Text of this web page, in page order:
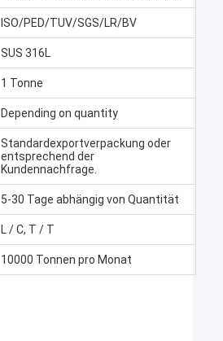
ISO/PED/TUV/SGS/LR/BV
SUS 316L
1 Tonne
Depending on quantity
Standardexportverpackung oder
entsprechend der
Kundennachfrage.
5-30 Tage abhängig von Quantität
L / C, T / T
10000 Tonnen pro Monat